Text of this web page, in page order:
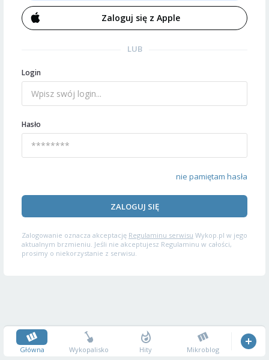
Zaloguj się z Apple
LUB
Login
Hasło
nie pamiętam hasła
ZALOGUJ SIĘ
Zalogowanie oznacza akceptację Regulaminu serwisu Wykop.pl w jego
aktualnym brzmieniu. Jeśli nie akceptujesz Regulaminu w całości,
prosimy o niekorzystanie z serwisu.
Główna Wykopalisko Hity Mikroblog